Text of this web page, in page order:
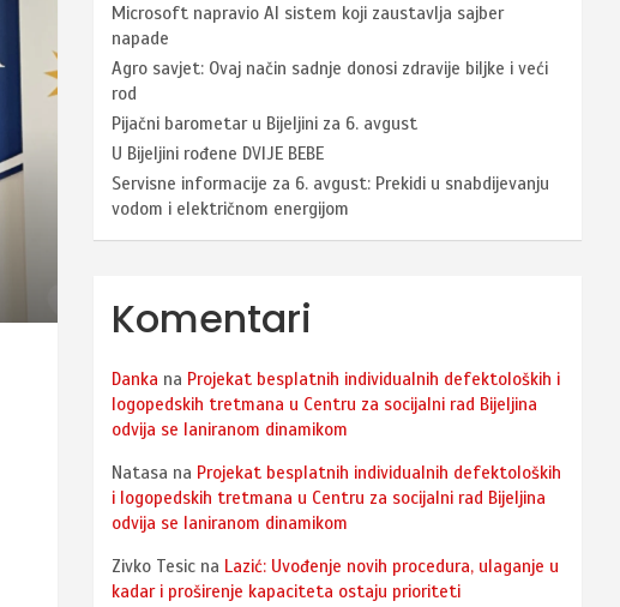
Microsoft napravio AI sistem koji zaustavlja sajber
napade
Agro savjet: Ovaj način sadnje donosi zdravije biljke i veći
rod
Pijačni barometar u Bijeljini za 6. avgust
U Bijeljini rođene DVIJE BEBE
Servisne informacije za 6. avgust: Prekidi u snabdijevanju
vodom i električnom energijom
Komentari
Danka na Projekat besplatnih individualnih defektoloških i
logopedskih tretmana u Centru za socijalni rad Bijeljina
odvija se laniranom dinamikom
Natasa na Projekat besplatnih individualnih defektoloških
i logopedskih tretmana u Centru za socijalni rad Bijeljina
odvija se laniranom dinamikom
Zivko Tesic na Lazić: Uvođenje novih procedura, ulaganje u
kadar i proširenje kapaciteta ostaju prioriteti